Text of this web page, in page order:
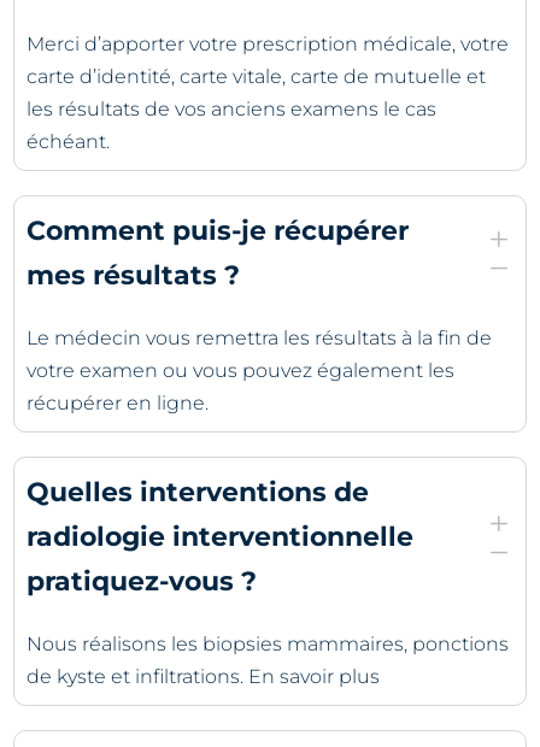
Merci d’apporter votre prescription médicale, votre
carte d’identité, carte vitale, carte de mutuelle et
les résultats de vos anciens examens le cas
échéant.
Comment puis-je récupérer
mes résultats ?
L
K
Le médecin vous remettra les résultats à la fin de
votre examen ou vous pouvez également les
récupérer en ligne.
Quelles interventions de
radiologie interventionnelle
pratiquez-vous ?
L
K
Nous réalisons les biopsies mammaires, ponctions
de kyste et infiltrations. En savoir plus